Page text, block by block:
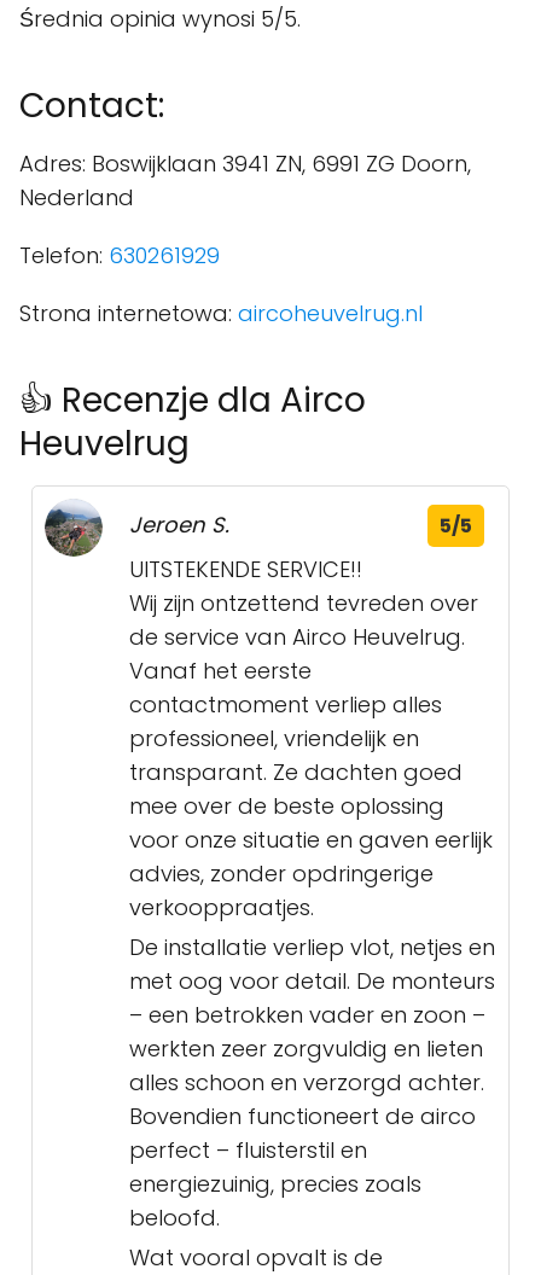
Średnia opinia wynosi 5/5.
Contact:
Adres: Boswijklaan 3941 ZN, 6991 ZG Doorn,
Nederland
Telefon: 630261929
Strona internetowa: aircoheuvelrug.nl
👍 Recenzje dla Airco
Heuvelrug
Jeroen S. 5/5
UITSTEKENDE SERVICE!!
Wij zijn ontzettend tevreden over
de service van Airco Heuvelrug.
Vanaf het eerste
contactmoment verliep alles
professioneel, vriendelijk en
transparant. Ze dachten goed
mee over de beste oplossing
voor onze situatie en gaven eerlijk
advies, zonder opdringerige
verkooppraatjes.
De installatie verliep vlot, netjes en
met oog voor detail. De monteurs
– een betrokken vader en zoon –
werkten zeer zorgvuldig en lieten
alles schoon en verzorgd achter.
Bovendien functioneert de airco
perfect – fluisterstil en
energiezuinig, precies zoals
beloofd.
Wat vooral opvalt is de